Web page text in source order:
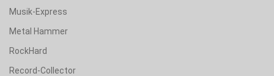
Musik-Express
Metal Hammer
RockHard
Record-Collector